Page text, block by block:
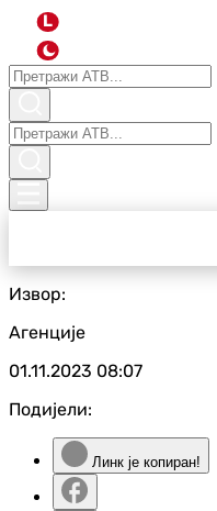
L
Извор:
Агенције
01.11.2023 08:07
Подијели:
Линк је копиран!